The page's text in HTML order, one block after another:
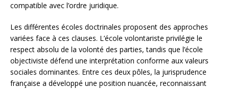
compatible avec l’ordre juridique.
Les différentes écoles doctrinales proposent des approches
variées face à ces clauses. L’école volontariste privilégie le
respect absolu de la volonté des parties, tandis que l’école
objectiviste défend une interprétation conforme aux valeurs
sociales dominantes. Entre ces deux pôles, la jurisprudence
française a développé une position nuancée, reconnaissant